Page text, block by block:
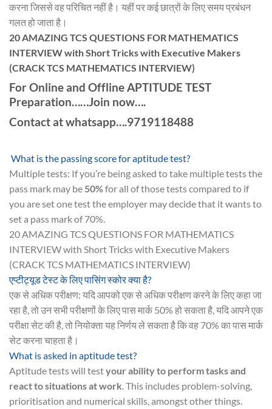
करना जिससे वह परिचित नहीं है। यहीं पर कई छात्रों के लिए समय प्रबंधन
गलत हो जाता है।
20 AMAZING TCS QUESTIONS FOR MATHEMATICS
INTERVIEW with Short Tricks with Executive Makers
(CRACK TCS MATHEMATICS INTERVIEW)
For Online and Offline APTITUDE TEST
Preparation……Join now….
Contact at whatsapp….9719118488
What is the passing score for aptitude test?
Multiple tests: If you’re being asked to take multiple tests the
pass mark may be 50%for all of those tests compared to if
you are set one test the employer may decide that it wants to
set a pass mark of 70%.
20 AMAZING TCS QUESTIONS FOR MATHEMATICS
INTERVIEW with Short Tricks with Executive Makers
(CRACK TCS MATHEMATICS INTERVIEW)
एप्टीट्यूड टेस्ट के लिए पासिंग स्कोर क्या है?
एक से अधिक परीक्षण: यदि आपको एक से अधिक परीक्षण करने के लिए कहा जा
रहा है, तो उन सभी परीक्षणों के लिए पास मार्क 50% हो सकता है, यदि आपने एक
परीक्षा सेट की है, तो नियोक्ता यह निर्णय ले सकता है कि वह 70% का पास मार्क
सेट करना चाहता है।
What is asked in aptitude test?
Aptitude tests will testyour ability to perform tasks and
react to situations at work . This includes problem-solving,
prioritisation and numerical skills, amongst other things.